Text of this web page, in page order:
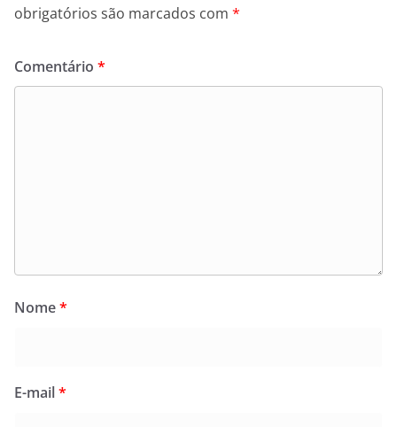
obrigatórios são marcados com *
Comentário *
Nome*
E-mail*